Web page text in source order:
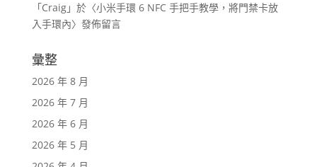
「Craig」於〈小米手環 6 NFC 手把手教學，將門禁卡放
入手環內〉發佈留言
彙整
2026 年 8 月
2026 年 7 月
2026 年 6 月
2026 年 5 月